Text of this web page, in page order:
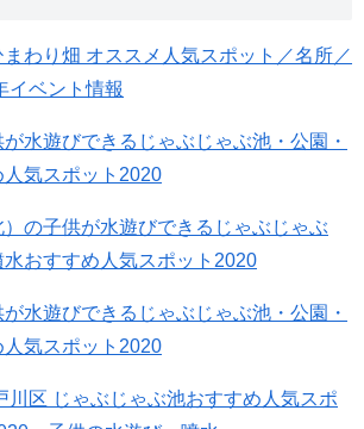
まわり畑 オススメ人気スポット／名所／
イベント情報
水遊びできるじゃぶじゃぶ池・公園・
気スポット2020
の子供が水遊びできるじゃぶじゃぶ
おすすめ人気スポット2020
水遊びできるじゃぶじゃぶ池・公園・
気スポット2020
川区 じゃぶじゃぶ池おすすめ人気スポ